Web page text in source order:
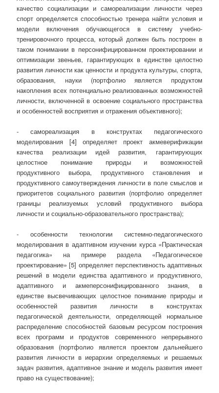
качество социализации и самореализации личности через
спорт определяется способностью тренера найти условия и
модели включения обучающегося в систему учебно-
тренировочного процесса, который должен быть построен в
таком понимании в персонифицированном проектировании и
оптимизации звеньев, гарантирующих в единстве целостно
развития личности как ценности и продукта культуры, спорта,
образования, науки (портфолио является продуктом
накопления всех потенциально реализованных возможностей
личности, включенной в освоение социального пространства
и особенностей восприятия и отражения объективного);
- самореализация в конструктах педагогического
моделирования [4] определяет проект акмеверификации
качества реализации идей развития, гарантирующих
целостное понимание природы и возможностей
продуктивного выбора, продуктивного становления и
продуктивного самоутверждения личности в поле смыслов и
приоритетов социального развития (портфолио определяет
границы реализуемых условий продуктивного выбора
личности и социально-образовательного пространства);
- особенности технологии системно-педагогического
моделирования в адаптивном изучении курса «Практическая
педагогика» на примере раздела «Педагогическое
проектирование» [5] определяет перспективность адаптивных
решений в модели единства адаптивного и продуктивного,
адаптивного и акмеперсонифицированного знания, в
единстве высвечивающих целостное понимание природы и
особенностей развития личности в конструктах
педагогической деятельности, определяющей нормальное
распределение способностей базовым ресурсом построения
всех программ и продуктов современного непрерывного
образования (портфолио является проектом дальнейшего
развития личности в иерархии определяемых и решаемых
задач развития, адаптивное знание и модель развития имеет
право на существование);